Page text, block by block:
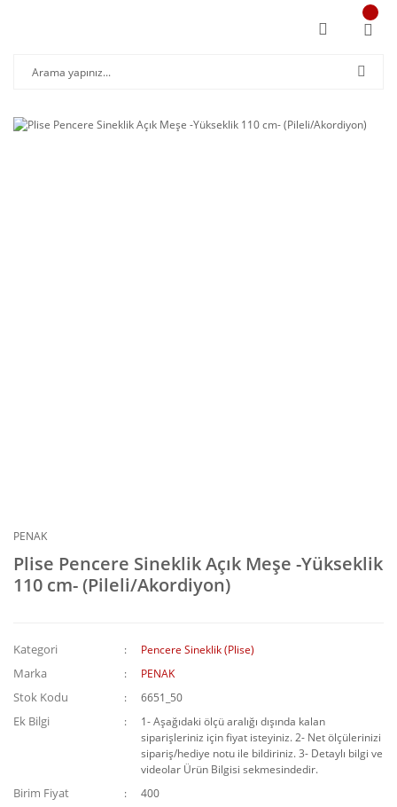
PENAK
Plise Pencere Sineklik Açık Meşe -Yükseklik
110 cm- (Pileli/Akordiyon)
Kategori Pencere Sineklik (Plise)
Marka PENAK
Stok Kodu 6651_50
Ek Bilgi
1- Aşağıdaki ölçü aralığı dışında kalan
siparişleriniz için fiyat isteyiniz. 2- Net ölçülerinizi
sipariş/hediye notu ile bildiriniz. 3- Detaylı bilgi ve
videolar Ürün Bilgisi sekmesindedir.
Birim Fiyat 400